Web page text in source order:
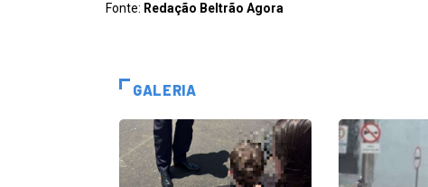
Fonte: Redação Beltrão Agora
GALERIA